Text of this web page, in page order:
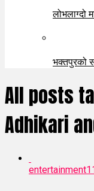
लोभलाग्दो
भक्तपुरको
All posts
Adhikari
entertainment